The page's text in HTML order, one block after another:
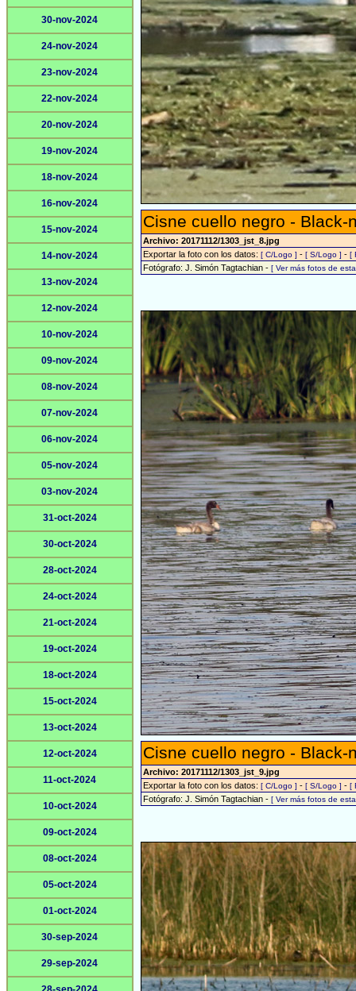
30-nov-2024
24-nov-2024
23-nov-2024
22-nov-2024
20-nov-2024
19-nov-2024
18-nov-2024
16-nov-2024
15-nov-2024
14-nov-2024
13-nov-2024
12-nov-2024
10-nov-2024
09-nov-2024
08-nov-2024
07-nov-2024
06-nov-2024
05-nov-2024
03-nov-2024
31-oct-2024
30-oct-2024
28-oct-2024
24-oct-2024
21-oct-2024
19-oct-2024
18-oct-2024
15-oct-2024
13-oct-2024
12-oct-2024
11-oct-2024
10-oct-2024
09-oct-2024
08-oct-2024
05-oct-2024
01-oct-2024
30-sep-2024
29-sep-2024
Cisne cuello negro -
Archivo: 20171112/1303_jst_8.jpg
Exportar la foto con los datos: [ C/Logo ] - [ S/Logo ] - [
Fotógrafo: J. Simón Tagtachian - [ Ver más fotos de
Cisne cuello negro -
Archivo: 20171112/1303_jst_9.jpg
Exportar la foto con los datos: [ C/Logo ] - [ S/Logo ] - [
Fotógrafo: J. Simón Tagtachian - [ Ver más fotos de